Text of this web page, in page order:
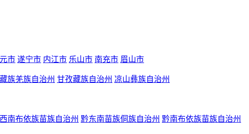
市 遂宁市 内江市 乐山市 南充市 眉山市
族羌族自治州 甘孜藏族自治州 凉山彝族自治州
南布依族苗族自治州 黔东南苗族侗族自治州 黔南布依族苗族自治州